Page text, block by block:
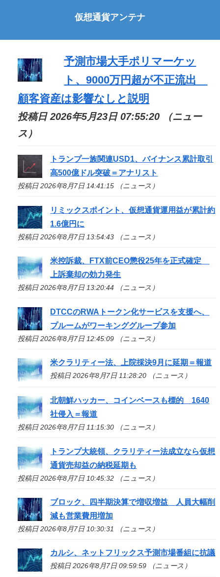
仮想通貨アンテナ
予測市場大手ポリマーケッ
ト、9000万円超が不正流出
顧客資産は影響なしと説明
投稿日 2026年5月23日 07:55:20 （ニュー
ス）
トランプ一族関連USD1、バイナンス累計取引
高500億ドル突破＝アナリスト
投稿日 2026年8月7日 14:41:15 （ニュース）
リミックスポイント、仮想通貨運用益が累計約
1.6億円に
投稿日 2026年8月7日 13:54:43 （ニュース）
米控訴裁、FTX前CEO懲役25年を正式確定
上訴棄却の効力発生
投稿日 2026年8月7日 13:20:44 （ニュース）
DTCCのRWAトークン化サービスを支援へ、
プルームがワーキンググループ参加
投稿日 2026年8月7日 12:45:09 （ニュース）
米クラリティー法、上院採決9月に延期＝報道
投稿日 2026年8月7日 11:28:20 （ニュース）
北朝鮮ハッカー、コインベースも標的 1640
社侵入＝報道
投稿日 2026年8月7日 11:15:30 （ニュース）
トランプ大統領、クラリティー法成立なら仮想
通貨売却益の納税延期も
投稿日 2026年8月7日 10:45:32 （ニュース）
ブロック、四半期決算で増収増益 人員大幅削
減も営業費用増加
投稿日 2026年8月7日 10:30:31 （ニュース）
カルシ、ネットフリックス予測市場番組に抗議
投稿日 2026年8月7日 09:59:59 （ニュース）